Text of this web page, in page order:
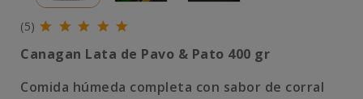
(5)
Canagan Lata de Pavo & Pato 400 gr
Comida húmeda completa con sabor de corral